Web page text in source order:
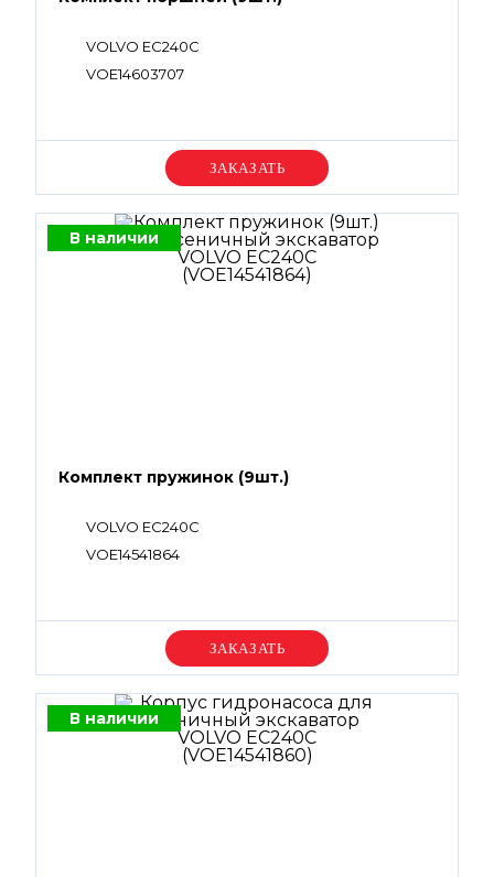
VOLVO EC240C
VOE14603707
Уточняйте цену
В наличии
Комплект пружинок (9шт.)
VOLVO EC240C
VOE14541864
Уточняйте цену
В наличии